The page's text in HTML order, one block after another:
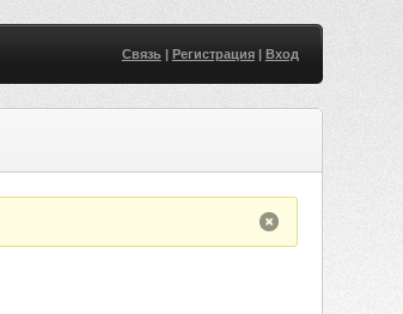
Связь| Регистрация| Вход